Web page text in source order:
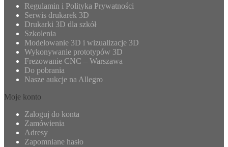
Regulamin i Polityka Prywatności
Serwis drukarek 3D
Drukarki 3D dla szkół
Szkolenia
Modelowanie 3D i wizualizacje 3D
Wykonywanie prototypów 3D
Frezowanie CNC – Warszawa
Do pobrania
Nasze aukcje na Allegro
Moje konto
Zaloguj do konta
Zamówienia
Adresy
Zapomniane hasło